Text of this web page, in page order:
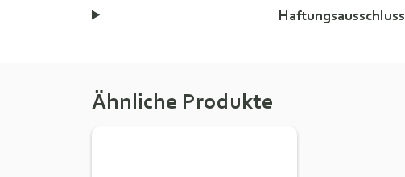
Haftungsausschluss
Ähnliche Produkte